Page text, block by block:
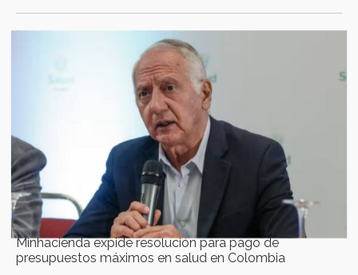
Minhacienda expide resolución para pago de
presupuestos máximos en salud en Colombia